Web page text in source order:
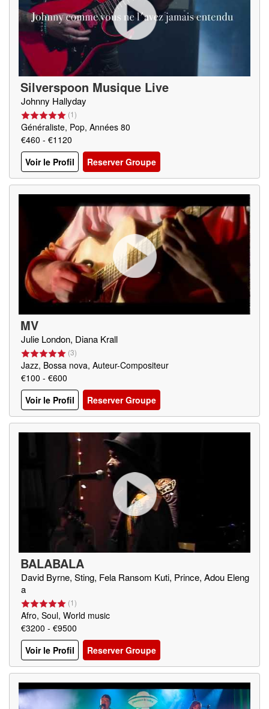
Silverspoon Musique Live
Johnny Hallyday
(1)
Généraliste, Pop, Années 80
€460 - €1120
Voir le Profil
Reserver Groupe
MV
Julie London, Diana Krall
(3)
Jazz, Bossa nova, Auteur-Compositeur
€100 - €600
Voir le Profil
Reserver Groupe
BALABALA
David Byrne, Sting, Fela Ransom Kuti, Prince, Adou Eleng
a
(1)
Afro, Soul, World music
€3200 - €9500
Voir le Profil
Reserver Groupe